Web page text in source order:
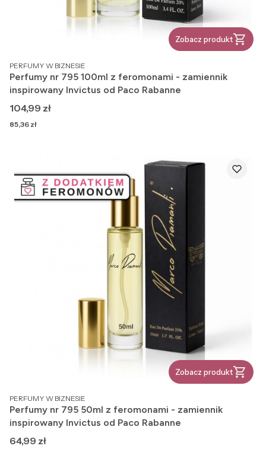
Zobacz produkt
PRODUCENT
PERFUMY W BIZNESIE
Perfumy nr 795 100ml z feromonami - zamiennik
inspirowany Invictus od Paco Rabanne
Cena
104,99 zł
Cena
85,36 zł
Zobacz produkt
PRODUCENT
PERFUMY W BIZNESIE
Perfumy nr 795 50ml z feromonami - zamiennik
inspirowany Invictus od Paco Rabanne
Cena
64,99 zł